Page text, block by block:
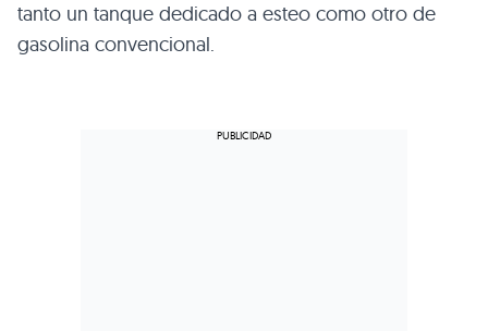
tanto un tanque dedicado a esteo como otro de
gasolina convencional.